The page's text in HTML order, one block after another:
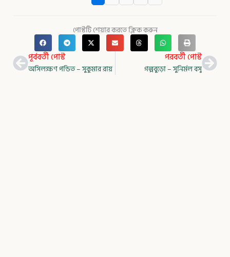
পোস্টটি শেয়ার করতে ক্লিক করুন
Prevপূর্ববর্তী পোস্ট
অসিলক্ষণ পন্ডিত – সুকুমার রায়
পরবর্তী পোস্ট
গল্পবুড়ো – সুনির্মল বসু